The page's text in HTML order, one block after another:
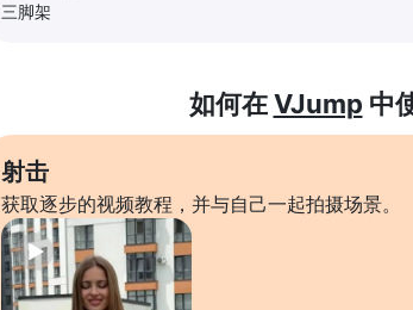
三脚架
如何在VJump 中
射击
获取逐步的视频教程，并与自己一起拍摄场景。